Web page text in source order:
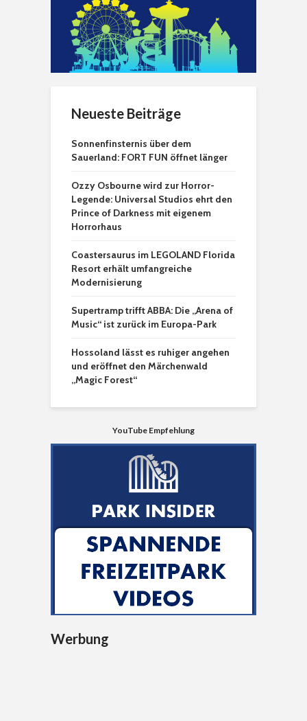
Neueste Beiträge
Sonnenfinsternis über dem
Sauerland: FORT FUN öffnet länger
Ozzy Osbourne wird zur Horror-
Legende: Universal Studios ehrt den
Prince of Darkness mit eigenem
Horrorhaus
Coastersaurus im LEGOLAND Florida
Resort erhält umfangreiche
Modernisierung
Supertramp trifft ABBA: Die „Arena of
Music“ ist zurück im Europa-Park
Hossoland lässt es ruhiger angehen
und eröffnet den Märchenwald
„Magic Forest“
YouTube Empfehlung
Werbung